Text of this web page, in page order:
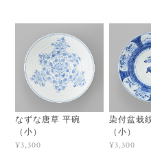
なずな唐草 平碗
（小）
¥3,300
染付盆栽
（小）
¥3,300